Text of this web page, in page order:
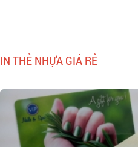
IN THẺ NHỰA GIÁ RẺ